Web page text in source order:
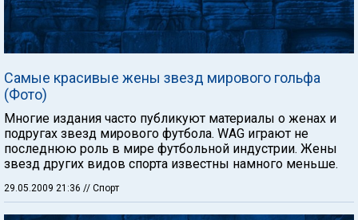
Самые красивые жены звезд мирового гольфа
(Фото)
Многие издания часто публикуют материалы о женах и
подругах звезд мирового футбола. WAG играют не
последнюю роль в мире футбольной индустрии. Жены
звезд других видов спорта известны намного меньше.
29.05.2009 21:36 // Спорт